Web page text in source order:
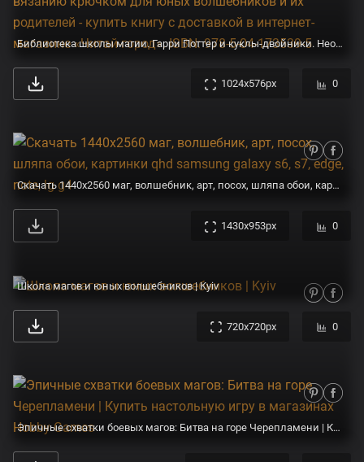
Библиотека школы магии. Гарри Поттер и куклы-двойники. Неофициальная книга-самоучитель по вязанию крючком для юных волшебников и их родителей - купить книгу с доставкой в интернет-магазине «Читай-город». ISBN: 978-5-04-173539-5
1024x576px 0
Скачать 1440x2560 маг, волшебник, арт, посох, шляпа обои, картинки qhd samsung galaxy s6, s7, edge, note, lg g4
1430x953px 0
Школа магов и юных волшебников | Kyiv
720x720px 0
Эпичные схватки боевых магов: Битва на горе Черепламени | Купить настольную игру в магазинах Hobby Games